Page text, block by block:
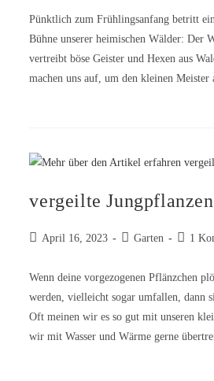
Pünktlich zum Frühlingsanfang betritt
Bühne unserer heimischen Wälder: Der
vertreibt böse Geister und Hexen aus
machen uns auf, um den kleinen Meister
vergeilte
April 16, 2023 Garten 1
Wenn deine vorgezogenen Pflänzchen
werden, vielleicht sogar umfallen, dann
Oft meinen wir es so gut mit unseren
wir mit Wasser und Wärme gerne